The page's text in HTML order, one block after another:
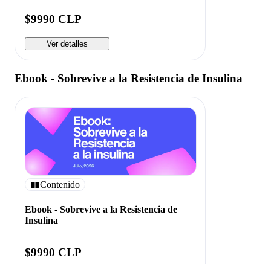
$9990 CLP
Ver detalles
Ebook - Sobrevive a la Resistencia de Insulina
Contenido
Ebook - Sobrevive a la Resistencia de
Insulina
$9990 CLP